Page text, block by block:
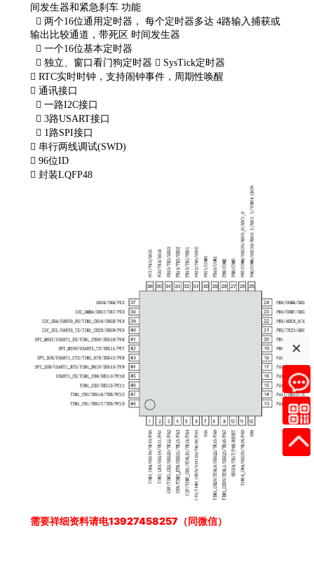
间发生器和紧急刹车功能
 两个16位通用定时器， 每个定时器多达4路输入捕获或
输出比较通道，带死区 时间发生器
一个16位基本定时器
独立、窗口看门狗定时器  SysTick定时器
RTC实时时钟，支持闹钟事件，周期性唤醒
通讯接口
一路I2C接口
3路USART接口
 1路SPI接口
 串行两线调试(SWD)
96位ID
封装LQFP48
需要祥细资料请电13927458257（同微信）
×